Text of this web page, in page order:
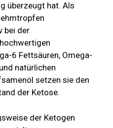
überzeugt hat. Als
bei der
6 Fettsäuren, Omega-
natürlichen
setzen sie den
der Ketose.
der Ketogen